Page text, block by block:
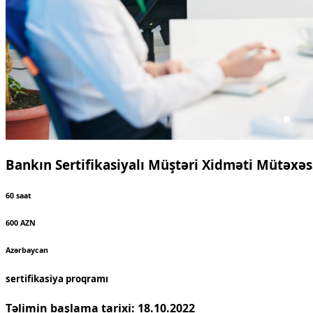
Bankın Sertifikasiyalı Müştəri Xidməti
60 saat
600 AZN
Azərbaycan
sertifikasiya proqramı
Təlimin başlama tarixi: 18.10.2022